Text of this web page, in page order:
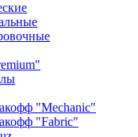
"Mechanic"
"Fabric"